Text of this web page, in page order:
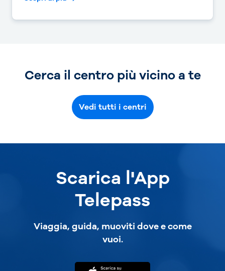
Cerca il centro più vicino a te
Vedi tutti i centri
Scarica l'App
Telepass
Viaggia, guida, muoviti dove e come
vuoi.